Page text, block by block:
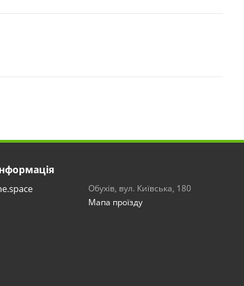
Обухів, вул. Київська, 180
Мапа проїзду